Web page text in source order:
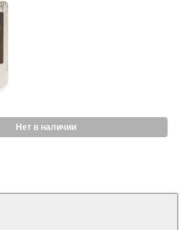
Нет в наличии